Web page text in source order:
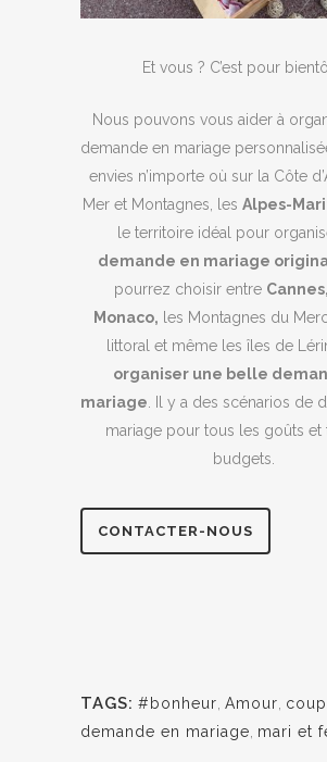
Et vous ? C’est pour
Nous pouvons vous aider à
demande en mariage
envies n’importe où sur la Côte
Mer et Montagnes, les Alpes-
le territoire idéal pour
demande en mariage
pourrez choisir entre
Monaco, les Montagnes du
littoral et même les îles de
organiser une belle
mariage. Il y a des scénarios de
mariage pour tous les goûts et
budgets.
CONTACTER-NOUS
TAGS: #bonheur, Amour,
demande en mariage, mari et